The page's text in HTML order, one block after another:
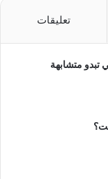
تعليقات
تبدو متشابهة